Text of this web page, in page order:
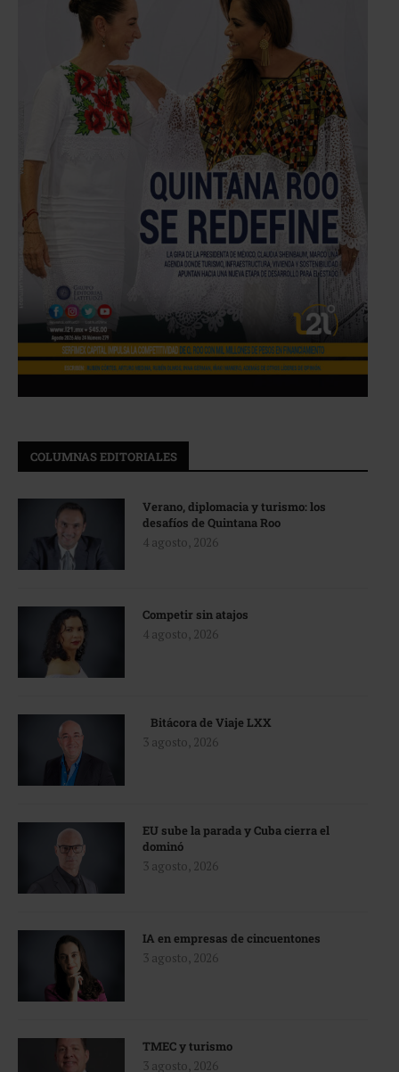
COLUMNAS EDITORIALES
Verano, diplomacia y turismo: los
desafíos de Quintana Roo
4 agosto, 2026
Competir sin atajos
4 agosto, 2026
Bitácora de Viaje LXX
3 agosto, 2026
EU sube la parada y Cuba cierra el
dominó
3 agosto, 2026
IA en empresas de cincuentones
3 agosto, 2026
TMEC y turismo
3 agosto, 2026